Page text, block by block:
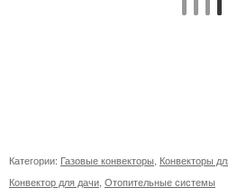
Категории: Газовые конвекторы Конвекторы
Конвектор для дачи Отопительные системы